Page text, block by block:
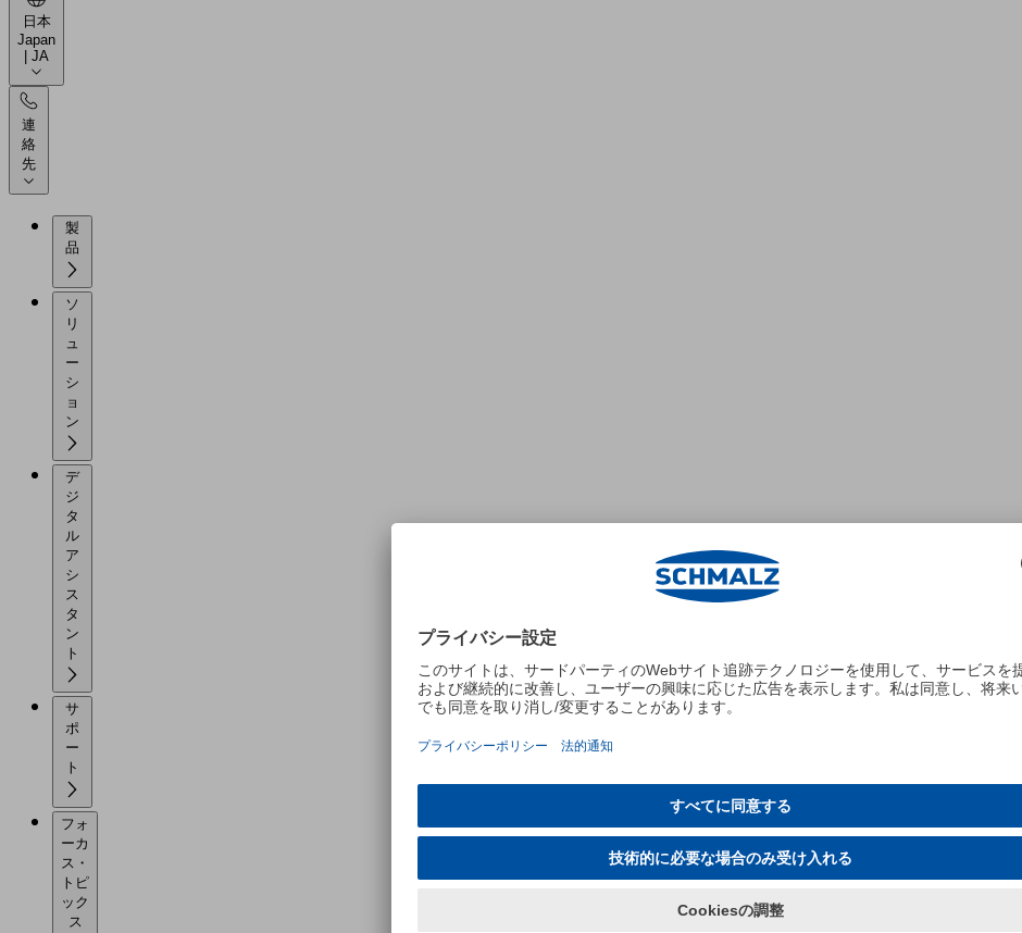
日本
Japan
| JA
連
絡
先
製
ソ
リ
ュ
ー
シ
ョ
デ
ジ
タ
ル
ア
シ
ス
タ
ン
サ
ポ
ー
フォ
ーカ
ス・
トピ
ック